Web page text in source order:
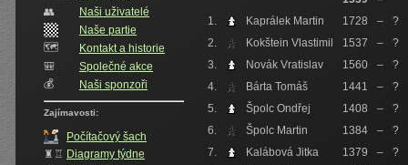
👥️
Naši uživatelé
Naše partie
🗺️
Kontakt a historie
🎒
Společné akce
💰
Naši sponzoři
Zajímavosti:
Počítačový šach
♜♖ Diagramy týdne
1.
Kaprálek Martin 1728 –
?
2.
Kokštein Vlastimil 1537 –
?
3.
Novák Vratislav 1560 –
?
4.
Bárta Tomáš 1441 –
?
5.
Špolc Ondřej 1408 –
?
6.
Špolc Martin 1384 –
?
7.
Kalábová Jitka 1379 –
?